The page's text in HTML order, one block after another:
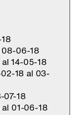
08-06-18
14-05-18
18 al 03-
07-18
01-06-18